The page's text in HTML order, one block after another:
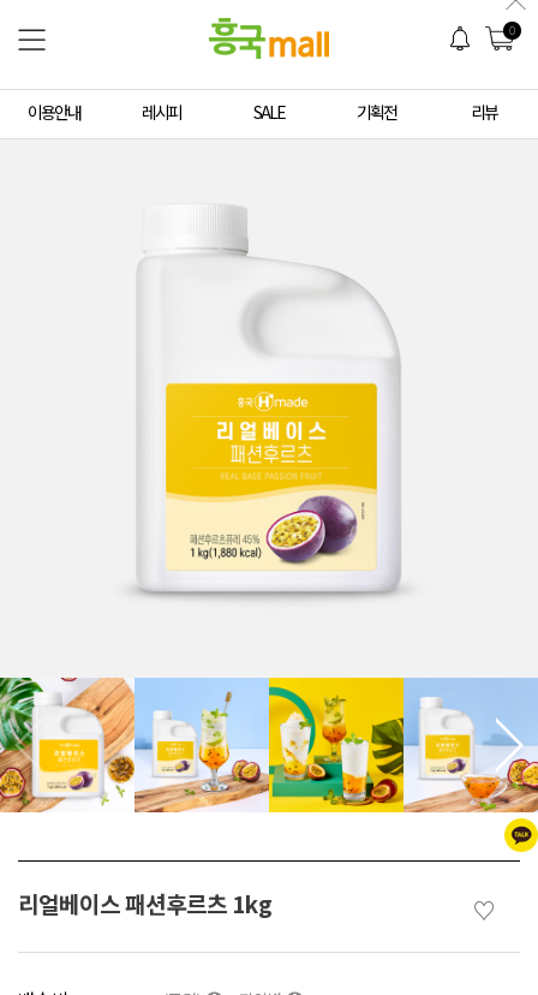
0
이용안내 레시피 SALE 기획전 리뷰
리얼베이스 패션후르츠 1kg ♡